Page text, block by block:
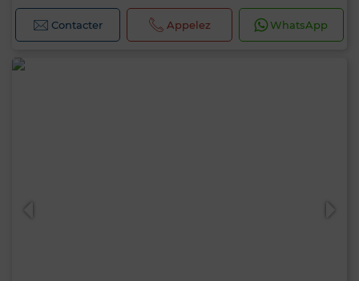
Contacter Appelez WhatsApp